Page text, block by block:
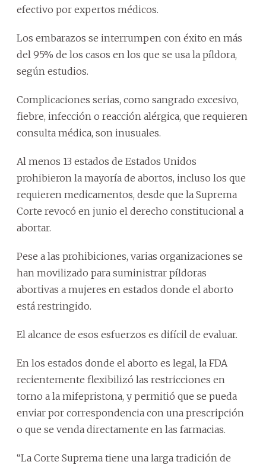
efectivo por expertos médicos.
Los embarazos se interrumpen con éxito en más
del 95% de los casos en los que se usa la píldora,
según estudios.
Complicaciones serias, como sangrado excesivo,
fiebre, infección o reacción alérgica, que requieren
consulta médica, son inusuales.
Al menos 13 estados de Estados Unidos
prohibieron la mayoría de abortos, incluso los que
requieren medicamentos, desde que la Suprema
Corte revocó en junio el derecho constitucional a
abortar.
Pese a las prohibiciones, varias organizaciones se
han movilizado para suministrar píldoras
abortivas a mujeres en estados donde el aborto
está restringido.
El alcance de esos esfuerzos es difícil de evaluar.
En los estados donde el aborto es legal, la FDA
recientemente flexibilizó las restricciones en
torno a la mifepristona, y permitió que se pueda
enviar por correspondencia con una prescripción
o que se venda directamente en las farmacias.
“La Corte Suprema tiene una larga tradición de